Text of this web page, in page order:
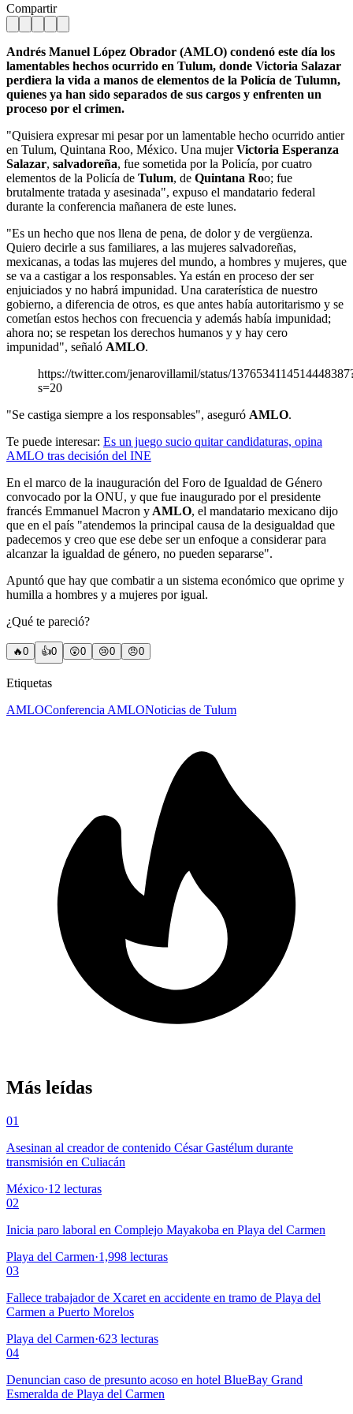
Compartir
Andrés Manuel López Obrador (AMLO) condenó este día los
lamentables hechos ocurrido en Tulum, donde Victoria Salazar
perdiera la vida a manos de elementos de la Policía de Tulumn,
quienes ya han sido separados de sus cargos y enfrenten un
proceso por el crimen.
"Quisiera expresar mi pesar por un lamentable hecho ocurrido antier
en Tulum, Quintana Roo, México. Una mujerVictoria Esperanza
Salazar, salvadoreña, fue sometida por la Policía, por cuatro
elementos de la Policía de Tulum, de Quintana Roo; fue
brutalmente tratada y asesinada", expuso el mandatario federal
durante la conferencia mañanera de este lunes.
"Es un hecho que nos llena de pena, de dolor y de vergüenza.
Quiero decirle a sus familiares, a las mujeres salvadoreñas,
mexicanas, a todas las mujeres del mundo, a hombres y mujeres, que
se va a castigar a los responsables. Ya están en proceso der ser
enjuiciados y no habrá impunidad. Una caraterística de nuestro
gobierno, a diferencia de otros, es que antes había autoritarismo y se
cometían estos hechos con frecuencia y además había impunidad;
ahora no; se respetan los derechos humanos y y hay cero
impunidad", señaló AMLO.
https://twitter.com/jenarovillamil/status/
s=20
"Se castiga siempre a los responsables", aseguró AMLO.
Te puede interesar: Es un juego sucio quitar candidaturas, opina
AMLO tras decisión del INE
En el marco de la inauguración del Foro de Igualdad de Género
convocado por la ONU, y que fue inaugurado por el presidente
francés Emmanuel Macron y AMLO, el mandatario mexicano dijo
que en el país "atendemos la principal causa de la desigualdad que
padecemos y creo que ese debe ser un enfoque a considerar para
alcanzar la igualdad de género, no pueden separarse".
Apuntó que hay que combatir a un sistema económico que oprime y
humilla a hombres y a mujeres por igual.
¿Qué te pareció?
🔥0 👍0 😲0 😢0 😠0
Etiquetas
AMLOConferencia AMLONoticias de Tulum
Más leídas
01
Asesinan al creador de contenido César Gastélum durante
transmisión en Culiacán
México·12 lecturas
02
Inicia paro laboral en Complejo Mayakoba en Playa del Carmen
Playa del Carmen·1,998 lecturas
03
Fallece trabajador de Xcaret en accidente en tramo de Playa del
Carmen a Puerto Morelos
Playa del Carmen·623 lecturas
04
Denuncian caso de presunto acoso en hotel BlueBay Grand
Esmeralda de Playa del Carmen